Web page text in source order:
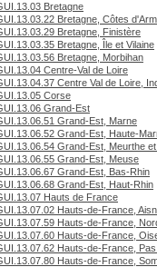
Bretagne
Bretagne, Côtes
Bretagne, Finistère
Bretagne, Île et Vilaine
Bretagne, Morbihan
Centre-Val de Loire
Centre Val de Loire,
Corse
Grand-Est
Grand-Est, Marne
Grand-Est, Haute-
Grand-Est, Meurthe
Grand-Est, Meuse
Grand-Est, Bas-Rhin
Grand-Est, Haut-Rhin
Hauts de France
Hauts-de-France,
Hauts-de-France,
Hauts-de-France,
Hauts-de-France,
Hauts-de-France,